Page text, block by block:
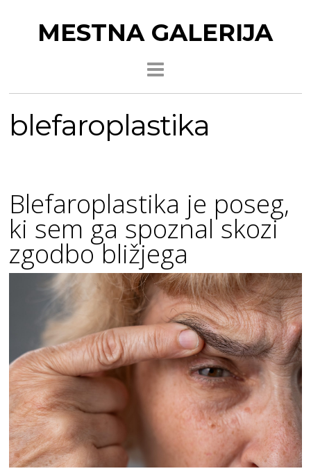
MESTNA GALERIJA
blefaroplastika
Blefaroplastika je poseg,
ki sem ga spoznal skozi
zgodbo bližjega